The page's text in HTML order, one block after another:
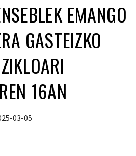
EMANGO
GASTEIZKO
16AN
03-05